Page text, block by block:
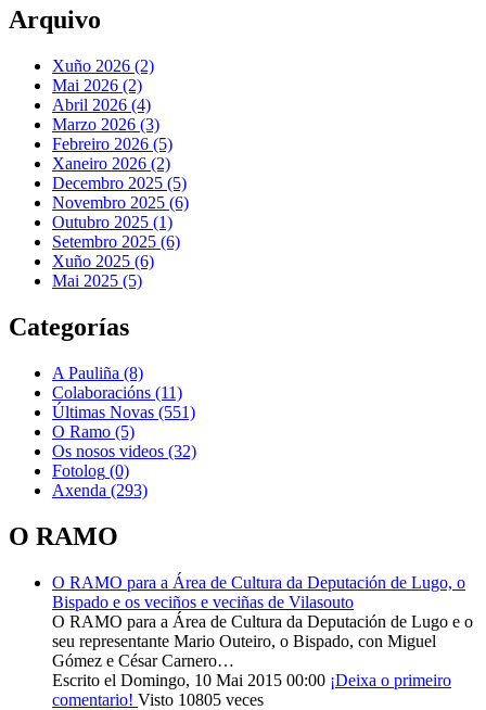
Arquivo
Xuño 2026 (2)
Mai 2026 (2)
Abril 2026 (4)
Marzo 2026 (3)
Febreiro 2026 (5)
Xaneiro 2026 (2)
Decembro 2025 (5)
Novembro 2025 (6)
Outubro 2025 (1)
Setembro 2025 (6)
Xuño 2025 (6)
Mai 2025 (5)
Categorías
A Pauliña (8)
Colaboracións (11)
Últimas Novas (551)
O Ramo (5)
Os nosos videos (32)
Fotolog (0)
Axenda (293)
O RAMO
O RAMO para a Área de Cultura da Deputación de Lugo, o
Bispado e os veciños e veciñas de Vilasouto
O RAMO para a Área de Cultura da Deputación de Lugo e o
seu representante Mario Outeiro, o Bispado, con Miguel
Gómez e César Carnero…
Escrito el Domingo, 10 Mai 2015 00:00 ¡Deixa o primeiro
comentario! Visto 10805 veces